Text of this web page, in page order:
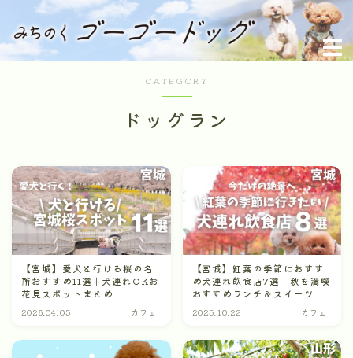
みちのくゴーゴードッグ
MENU
プロフィール
お問い合わせメッセージ
CATEGORY
ドッグラン
【宮城】愛犬と行ける桜の名
所おすすめ11選｜犬連れOKお
花見スポットまとめ
2026.04.05 カフェ
【宮城】紅葉の季節におすす
め犬連れ飲食店7選｜秋を満喫
おすすめランチ＆スイーツ
2025.10.22 カフェ